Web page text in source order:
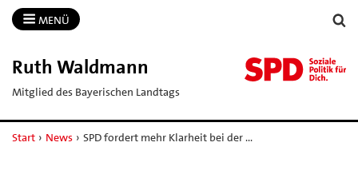
MENÜ
Ruth Waldmann
Mitglied des Bayerischen Landtags
Start › News › SPD fordert mehr Klarheit bei der …